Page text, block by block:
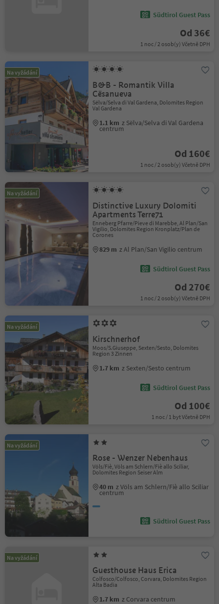
Südtirol Guest Pass
Od 36€
1 noc / 2 osob(y) Včetně DPH
Na vyžádání
B&B - Romantik Villa
Cësanueva
Sëlva/Selva di Val Gardena, Dolomites Region
Val Gardena
1.1 km z Sëlva/Selva di Val Gardena
centrum
Od 160€
1 noc / 2 osob(y) Včetně DPH
Na vyžádání
Distinctive Luxury Dolomiti
Apartments Terre71
Enneberg Pfarre/Pieve di Marebbe, Al Plan/San
Vigilio, Dolomites Region Kronplatz/Plan de
Corones
829 m z Al Plan/San Vigilio centrum
Südtirol Guest Pass
Od 270€
1 noc / 2 osob(y) Včetně DPH
Na vyžádání
Kirschnerhof
Moos/S.Giuseppe, Sexten/Sesto, Dolomites
Region 3 Zinnen
1.7 km z Sexten/Sesto centrum
Südtirol Guest Pass
Od 100€
1 noc / 1 byt Včetně DPH
Na vyžádání
Rose - Wenzer Nebenhaus
Völs/Fiè, Völs am Schlern/Fiè allo Sciliar,
Dolomites Region Seiser Alm
40 m z Völs am Schlern/Fiè allo Sciliar
centrum
Südtirol Guest Pass
Na vyžádání
Guesthouse Haus Erica
Colfosco/Colfosco, Corvara, Dolomites Region
Alta Badia
1.7 km z Corvara centrum